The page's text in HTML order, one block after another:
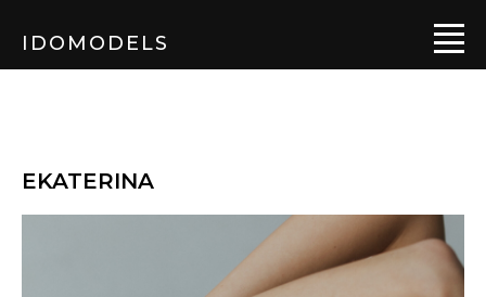
IDOMODELS
EKATERINA